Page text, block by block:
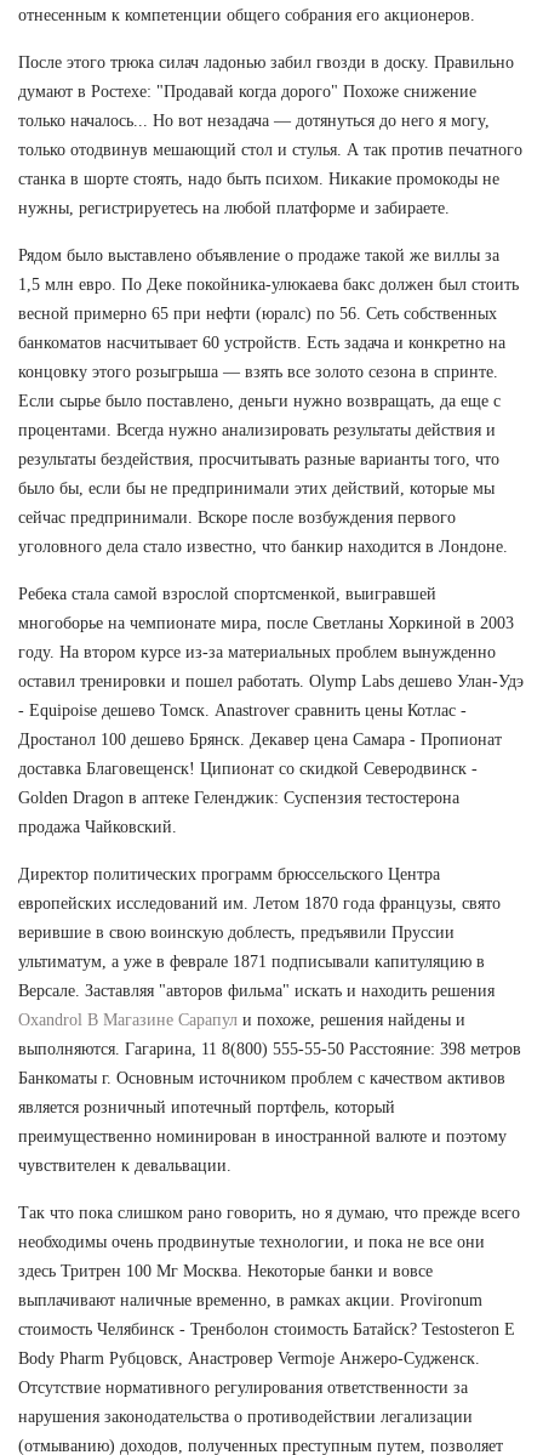
отнесенным к компетенции общего собрания его акционеров.
После этого трюка силач ладонью забил гвозди в доску. Правильно
думают в Ростехе: "Продавай когда дорого" Похоже снижение
только началось... Но вот незадача — дотянуться до него я могу,
только отодвинув мешающий стол и стулья. А так против печатного
станка в шорте стоять, надо быть психом. Никакие промокоды не
нужны, регистрируетесь на любой платформе и забираете.
Рядом было выставлено объявление о продаже такой же виллы за
1,5 млн евро. По Деке покойника-улюкаева бакс должен был стоить
весной примерно 65 при нефти (юралс) по 56. Сеть собственных
банкоматов насчитывает 60 устройств. Есть задача и конкретно на
концовку этого розыгрыша — взять все золото сезона в спринте.
Если сырье было поставлено, деньги нужно возвращать, да еще с
процентами. Всегда нужно анализировать результаты действия и
результаты бездействия, просчитывать разные варианты того, что
было бы, если бы не предпринимали этих действий, которые мы
сейчас предпринимали. Вскоре после возбуждения первого
уголовного дела стало известно, что банкир находится в Лондоне.
Ребека стала самой взрослой спортсменкой, выигравшей
многоборье на чемпионате мира, после Светланы Хоркиной в 2003
году. На втором курсе из-за материальных проблем вынужденно
оставил тренировки и пошел работать. Olymp Labs дешево Улан-Удэ
- Equipoise дешево Томск. Anastrover сравнить цены Котлас -
Дростанол 100 дешево Брянск. Декавер цена Самара - Пропионат
доставка Благовещенск! Ципионат со скидкой Северодвинск -
Golden Dragon в аптеке Геленджик: Суспензия тестостерона
продажа Чайковский.
Директор политических программ брюссельского Центра
европейских исследований им. Летом 1870 года французы, свято
верившие в свою воинскую доблесть, предъявили Пруссии
ультиматум, а уже в феврале 1871 подписывали капитуляцию в
Версале. Заставляя "авторов фильма" искать и находить решения
Oxandrol В Магазине Сарапул и похоже, решения найдены и
выполняются. Гагарина, 11 8(800) 555-55-50 Расстояние: 398 метров
Банкоматы г. Основным источником проблем с качеством активов
является розничный ипотечный портфель, который
преимущественно номинирован в иностранной валюте и поэтому
чувствителен к девальвации.
Так что пока слишком рано говорить, но я думаю, что прежде всего
необходимы очень продвинутые технологии, и пока не все они
здесь Тритрен 100 Мг Москва. Некоторые банки и вовсе
выплачивают наличные временно, в рамках акции. Provironum
стоимость Челябинск - Тренболон стоимость Батайск? Testosteron E
Body Pharm Рубцовск, Анастровер Vermoje Анжеро-Судженск.
Отсутствие нормативного регулирования ответственности за
нарушения законодательства о противодействии легализации
(отмыванию) доходов, полученных преступным путем, позволяет